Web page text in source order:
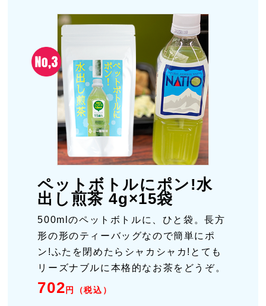
ペットボトルにポン!水
出し煎茶 4g×15袋
500mlのペットボトルに、ひと袋。長方
形の形のティーバッグなので簡単にポ
ン!ふたを閉めたらシャカシャカ!とても
リーズナブルに本格的なお茶をどうぞ。
702 円（税込）